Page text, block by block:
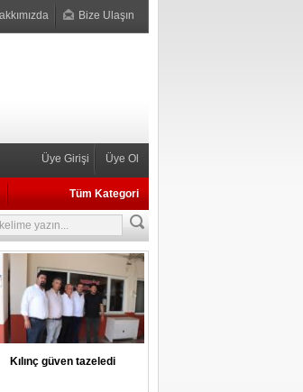
Bize Ulaşın
Üye Girişi Üye Ol
Tüm Kategori
Kılınç güven tazeledi